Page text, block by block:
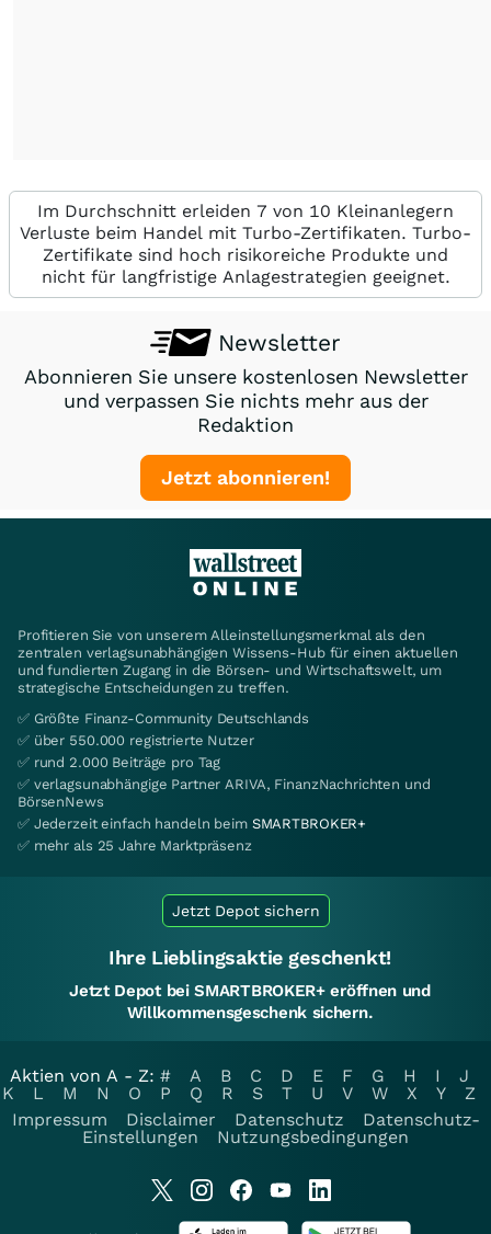
Im Durchschnitt erleiden 7 von 10 Kleinanlegern
Verluste beim Handel mit Turbo-Zertifikaten. Turbo-
Zertifikate sind hoch risikoreiche Produkte und
nicht für langfristige Anlagestrategien geeignet.
Newsletter
Abonnieren Sie unsere kostenlosen Newsletter
und verpassen Sie nichts mehr aus der
Redaktion
Jetzt abonnieren!
Profitieren Sie von unserem Alleinstellungsmerkmal als den
zentralen verlagsunabhängigen Wissens-Hub für einen aktuellen
und fundierten Zugang in die Börsen- und Wirtschaftswelt, um
strategische Entscheidungen zu treffen.
✅ Größte Finanz-Community Deutschlands
✅ über 550.000 registrierte Nutzer
✅ rund 2.000 Beiträge pro Tag
✅ verlagsunabhängige Partner ARIVA, FinanzNachrichten und
BörsenNews
✅ Jederzeit einfach handeln beim SMARTBROKER+
✅ mehr als 25 Jahre Marktpräsenz
Jetzt Depot sichern
Ihre Lieblingsaktie geschenkt!
Jetzt Depot bei SMARTBROKER+ eröffnen und
Willkommensgeschenk sichern.
Aktien von A - Z: # A B C D E F G H I
J
K
L M N O P Q R S T U V W X Y
Z
Impressum
Disclaimer Datenschutz
Datenschutz-
Einstellungen
Nutzungsbedingungen